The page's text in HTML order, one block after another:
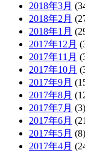
2018年3月
2018年2月
2018年1月
2017年12月
2017年11月
2017年10月
2017年9月
2017年8月
2017年7月 (3)
2017年6月
2017年5月 (8)
2017年4月